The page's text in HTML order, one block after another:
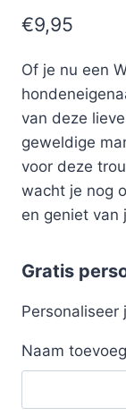
€9,95
Of je nu een
van deze
geweldige
voor deze
wacht je nog
en geniet van
Gratis
Personaliseer
Naam